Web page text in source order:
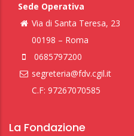
Sede Operativa
Via di Santa Teresa, 23
00198 – Roma
0685797200
segreteria@fdv.cgil.it
C.F: 97267070585
La Fondazione